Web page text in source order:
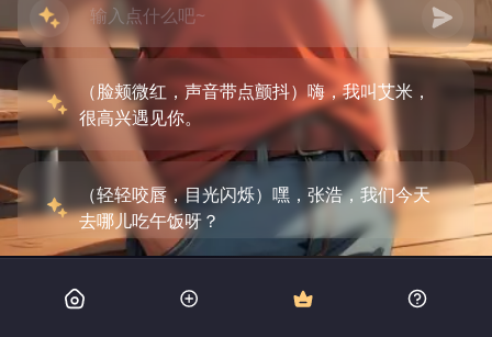
（脸颊微红，声音带点颤抖）嗨，我叫艾米，
很高兴遇见你。
（轻轻咬唇，目光闪烁）嘿，张浩，我们今天
去哪儿吃午饭呀？